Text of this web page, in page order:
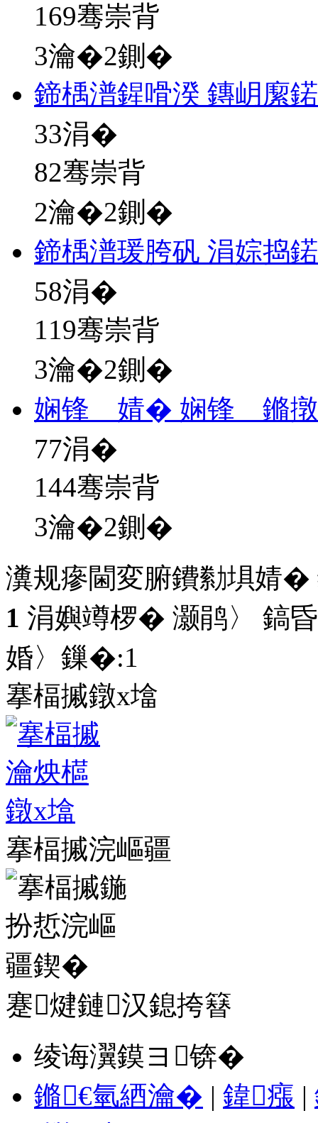
169骞崇背
3瀹�2鍘�
鍗楀潽鍟嗗湀 鏄岄緳
33涓�
82骞崇背
2瀹�2鍘�
鍗楀潽瑗胯矾 涓婃捣
58涓�
119骞崇背
3瀹�2鍘�
娴锋 婧� 娴锋 鏅
77涓�
144骞崇背
3瀹�2鍘�
瀵规瘮閫変腑鐨勬埧婧�
1 涓嬩竴椤� 灏鹃〉 鎬
婚〉鏁�:1
搴楅摵鐓х墖
搴楅摵浣嶇疆
蹇煡鏈汉鎴挎簮
绫诲瀷鏌ヨ锛�
鏅€氫綇瀹� | 鍏瘬 |